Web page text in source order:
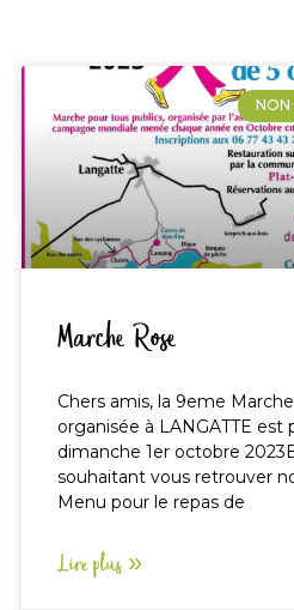
NON
Marche Rose
Chers amis, la 9eme
organisée à LANGATTE est
dimanche 1er octobre
souhaitant vous retrouver
Menu pour le repas de
Lire plus »